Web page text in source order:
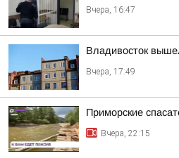
Вчера, 16:47
Владивосток
Вчера, 17:49
Приморские
Вчера, 22:15